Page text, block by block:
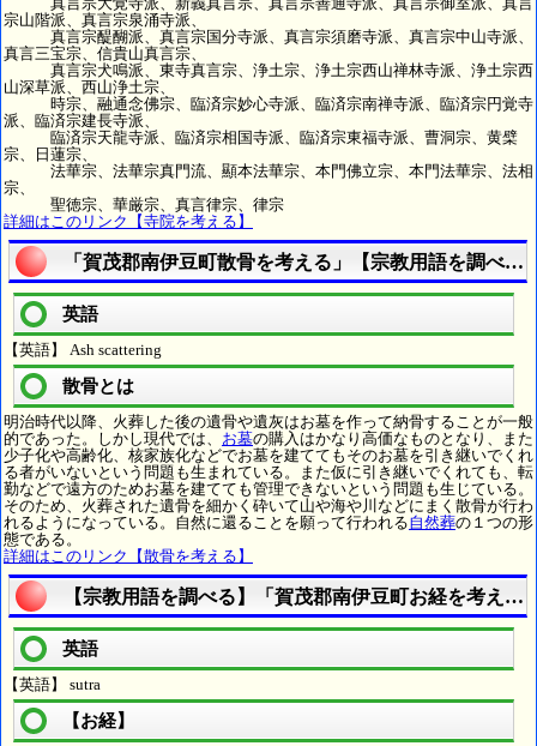
宗山階派、真言宗泉涌寺派、
真言宗醍醐派、真言宗国分寺派、真言宗須磨寺派、真言宗中山寺派、
真言三宝宗、信貴山真言宗、
真言宗犬鳴派、東寺真言宗、浄土宗、浄土宗西山禅林寺派、浄土宗西
山深草派、西山浄土宗、
時宗、融通念佛宗、臨済宗妙心寺派、臨済宗南禅寺派、臨済宗円覚寺
派、臨済宗建長寺派、
臨済宗天龍寺派、臨済宗相国寺派、臨済宗東福寺派、曹洞宗、黄檗
宗、日蓮宗、
法華宗、法華宗真門流、顯本法華宗、本門佛立宗、本門法華宗、法相
宗、
聖徳宗、華厳宗、真言律宗、律宗
詳細はこのリンク【寺院を考える】
「賀茂郡南伊豆町散骨を考える」【宗教用語を調べる
英語
【英語】 Ash scattering
散骨とは
明治時代以降、火葬した後の遺骨や遺灰はお墓を作って納骨することが一般
的であった。しかし現代では、 お墓の購入はかなり高価なものとなり、また
少子化や高齢化、核家族化などでお墓を建ててもそのお墓を引き継いでくれ
る者がいないという問題も生まれている。また仮に引き継いでくれても、転
勤などで遠方のためお墓を建てても管理できないという問題も生じている。
そのため、火葬された遺骨を細かく砕いて山や海や川などにまく散骨が行わ
れるようになっている。自然に還ることを願って行われる自然葬の１つの形
態である。
詳細はこのリンク【散骨を考える】
【宗教用語を調べる】「賀茂郡南伊豆町お経を考える
英語
【英語】 sutra
【お経】